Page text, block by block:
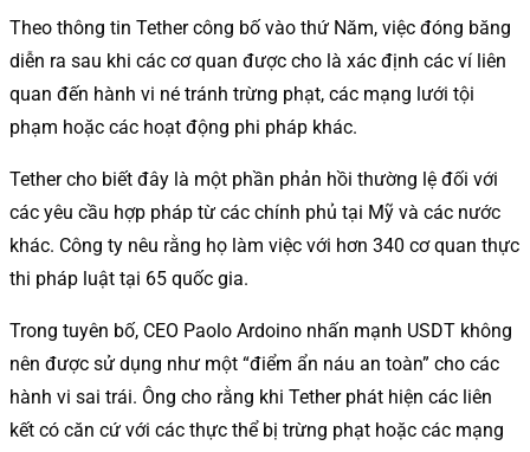
Theo thông tin Tether công bố vào thứ Năm, việc đóng băng
diễn ra sau khi các cơ quan được cho là xác định các ví liên
quan đến hành vi né tránh trừng phạt, các mạng lưới tội
phạm hoặc các hoạt động phi pháp khác.
Tether cho biết đây là một phần phản hồi thường lệ đối với
các yêu cầu hợp pháp từ các chính phủ tại Mỹ và các nước
khác. Công ty nêu rằng họ làm việc với hơn 340 cơ quan thực
thi pháp luật tại 65 quốc gia.
Trong tuyên bố, CEO Paolo Ardoino nhấn mạnh USDT không
nên được sử dụng như một “điểm ẩn náu an toàn” cho các
hành vi sai trái. Ông cho rằng khi Tether phát hiện các liên
kết có căn cứ với các thực thể bị trừng phạt hoặc các mạng